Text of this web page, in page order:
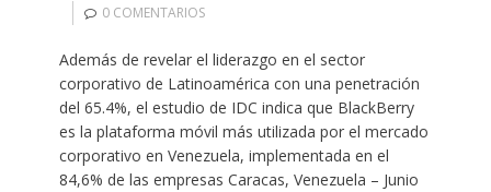
0 COMENTARIOS
Además de revelar el liderazgo en el sector
corporativo de Latinoamérica con una penetración
del 65.4%, el estudio de IDC indica que BlackBerry
es la plataforma móvil más utilizada por el mercado
corporativo en Venezuela, implementada en el
84,6% de las empresas Caracas, Venezuela – Junio